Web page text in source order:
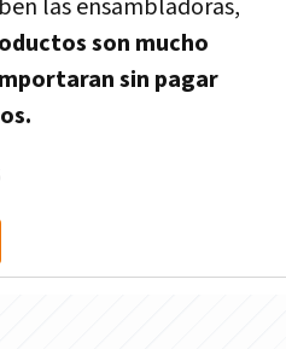
las ensambladoras,
son mucho
sin pagar